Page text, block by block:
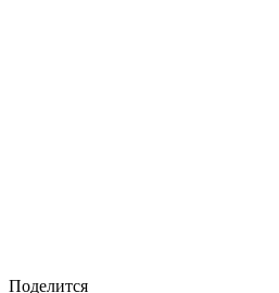
Поделится